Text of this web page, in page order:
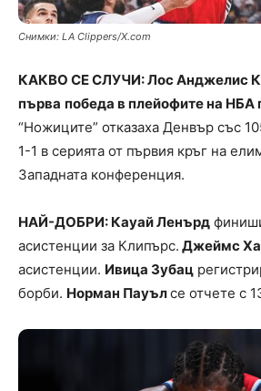
Снимки: LA Clippers/X.com
КАКВО СЕ СЛУЧИ: Лос Анджелис
първа победа в плейофите на НБА
“Ножиците” отказаха Денвър със
1-1 в серията от първия кръг на
Западната конференция.
НАЙ-ДОБРИ: Кауай Ленърд
асистенции за Клипърс. Джеймс
асистенции. Ивица Зубац
борби. Норман Пауълсе отчете с